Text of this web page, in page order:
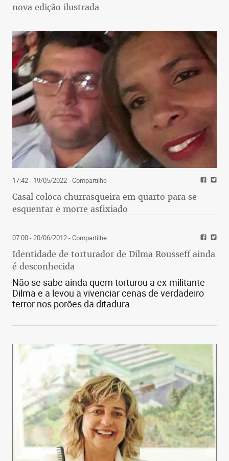
nova edição ilustrada
17:42 - 19/05/2022- Compartilhe
Casal coloca churrasqueira em quarto para se
esquentar e morre asfixiado
07:00 - 20/06/2012- Compartilhe
Identidade de torturador de Dilma Rousseff ainda
é desconhecida
Não se sabe ainda quem torturou a ex-militante
Dilma e a levou a vivenciar cenas de verdadeiro
terror nos porões da ditadura